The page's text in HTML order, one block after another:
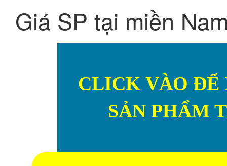
Giá SP tại miền
CLICK VÀO ĐỂ
SẢN PHẨM